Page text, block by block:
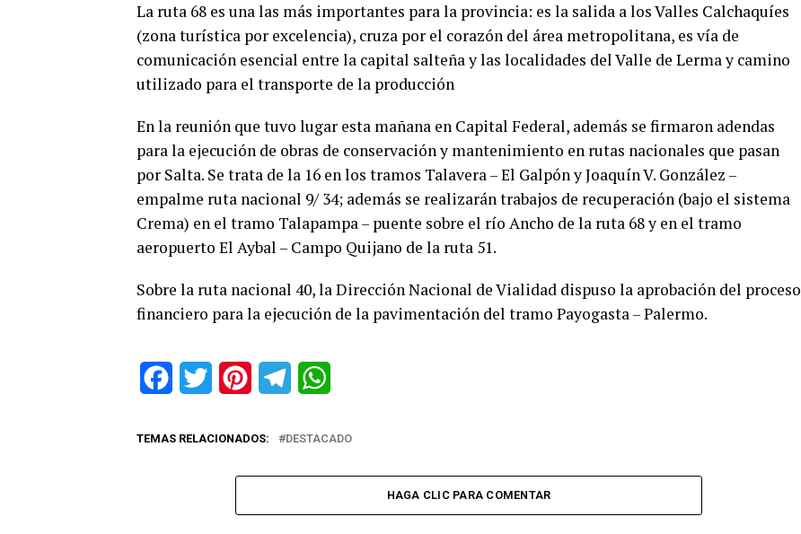
La ruta 68 es una las más importantes para la provincia: es la salida a los Valles Calchaquíes
(zona turística por excelencia), cruza por el corazón del área metropolitana, es vía de
comunicación esencial entre la capital salteña y las localidades del Valle de Lerma y camino
utilizado para el transporte de la producción
En la reunión que tuvo lugar esta mañana en Capital Federal, además se firmaron adendas
para la ejecución de obras de conservación y mantenimiento en rutas nacionales que pasan
por Salta. Se trata de la 16 en los tramos Talavera – El Galpón y Joaquín V. González –
empalme ruta nacional 9/ 34; además se realizarán trabajos de recuperación (bajo el sistema
Crema) en el tramo Talapampa – puente sobre el río Ancho de la ruta 68 y en el tramo
aeropuerto El Aybal – Campo Quijano de la ruta 51.
Sobre la ruta nacional 40, la Dirección Nacional de Vialidad dispuso la aprobación del proceso
financiero para la ejecución de la pavimentación del tramo Payogasta – Palermo.
FacebookTwitter PinterestTelegram
TEMAS RELACIONADOS: DESTACADO
HAGA CLIC PARA COMENTAR